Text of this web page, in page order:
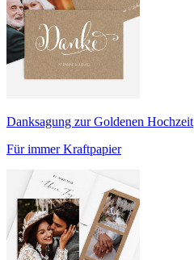
Danksagung zur Goldenen Hochzeit
Für immer Kraftpapier